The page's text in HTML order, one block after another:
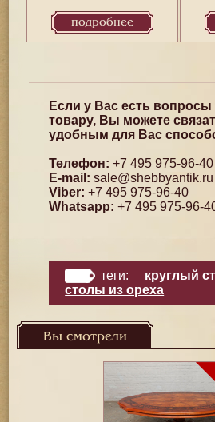
подробнее
Если у Вас есть
товару, Вы можете
удобным для Вас
Телефон: +7 495 975-96-40
E-mail: sale@shebbyantik.ru
Viber: +7 495 975-96-40
Whatsapp: +7 495 975-96-
теги: круглый
столы из ореха
Вы смотрели